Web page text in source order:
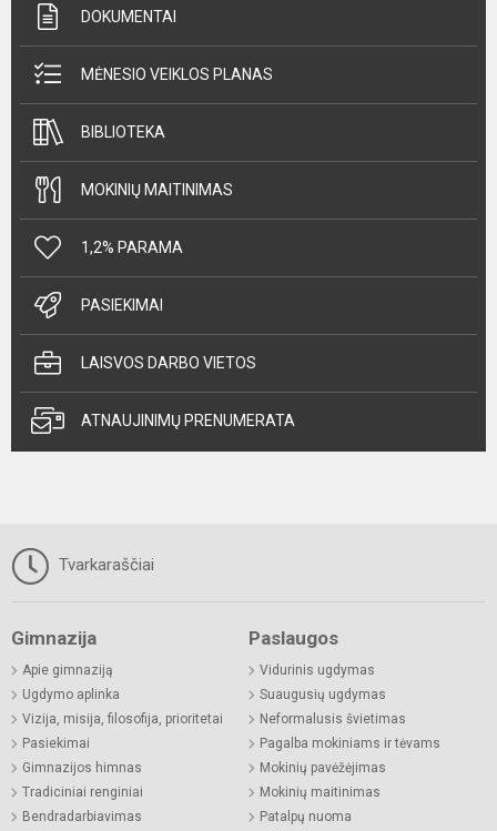
DOKUMENTAI
MĖNESIO VEIKLOS PLANAS
BIBLIOTEKA
MOKINIŲ MAITINIMAS
1,2% PARAMA
PASIEKIMAI
LAISVOS DARBO VIETOS
ATNAUJINIMŲ PRENUMERATA
Tvarkaraščiai
Gimnazija
Apie gimnaziją
Ugdymo aplinka
Vizija, misija, filosofija, prioritetai
Pasiekimai
Gimnazijos himnas
Tradiciniai renginiai
Bendradarbiavimas
Paslaugos
Vidurinis ugdymas
Suaugusių ugdymas
Neformalusis švietimas
Pagalba mokiniams ir tėvams
Mokinių pavėžėjimas
Mokinių maitinimas
Patalpų nuoma